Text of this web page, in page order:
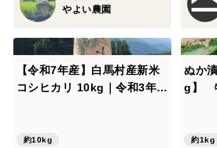
やよい農園
【令和7年産】白馬村産新米
コシヒカリ 10kg｜令和3年金
約10kg
ぬか
g】
約1kg